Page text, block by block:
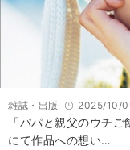
雑誌・出版 2025/10/
「パパと親父のウチ
にて作品への想い…